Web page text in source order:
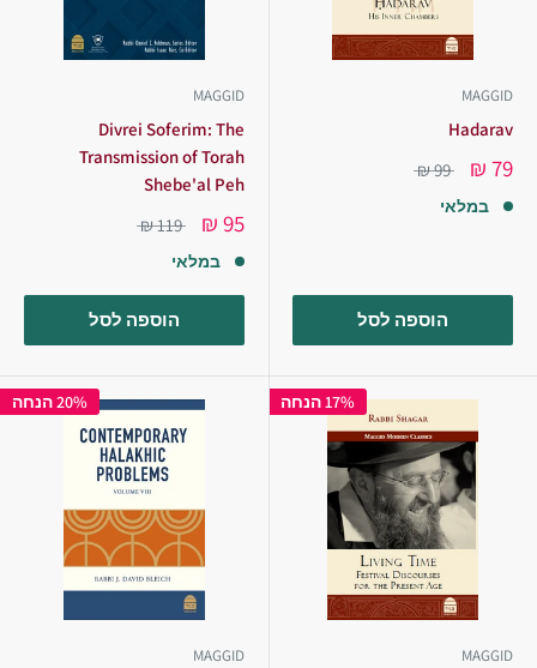
MAGGID
Hadarav
79 ₪
99 ₪
במלאי
הוספה לסל
MAGGID
Divrei Soferim: The
Transmission of Torah
Shebe'al Peh
95 ₪
119 ₪
במלאי
הוספה לסל
17% הנחה
MAGGID
20% הנחה
MAGGID